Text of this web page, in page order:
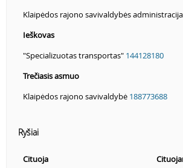
Klaipėdos rajono savivaldybės administracija
Ieškovas
"Specializuotas transportas" 144128180
Trečiasis asmuo
Klaipėdos rajono savivaldybė 188773688
Ryšiai
Cituoja